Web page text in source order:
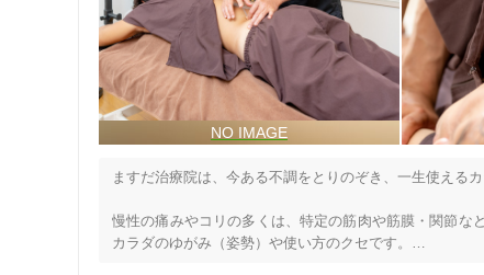
住所
天使のたまごの企業理念です。
母になる女性を大切にいたわり、100年先の未来へ愛をつ
母になる希望と幸せに満ちた、豊かで笑顔あふれる社会
是非みなさまの健康増進にお役立ていただければ幸いです
愛と感謝をこめて・・・
天使のたまご代表　藤原亜季
ますだ治療院は、今ある不調をとりのぞき、一生使える
慢性の痛みやコリの多くは、特定の筋肉や筋膜・関節な
カラダのゆがみ（姿勢）や使い方のクセです。